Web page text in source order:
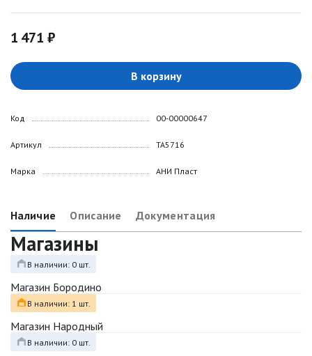
1 471 ₽
В корзину
Код
Артикул
Марка
00-00000647
TA5716
АНИ Пласт
Наличие Описание Документация
Магазины
В наличии: 0 шт.
Магазин Бородино
В наличии: 1 шт.
Магазин Народный
В наличии: 0 шт.